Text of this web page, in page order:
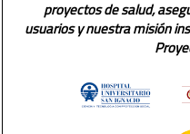
proyectos de salud,
usuarios y nuestra misión